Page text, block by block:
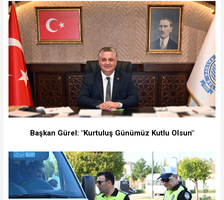
Başkan Gürel: "Kurtuluş Günümüz Kutlu Olsun"